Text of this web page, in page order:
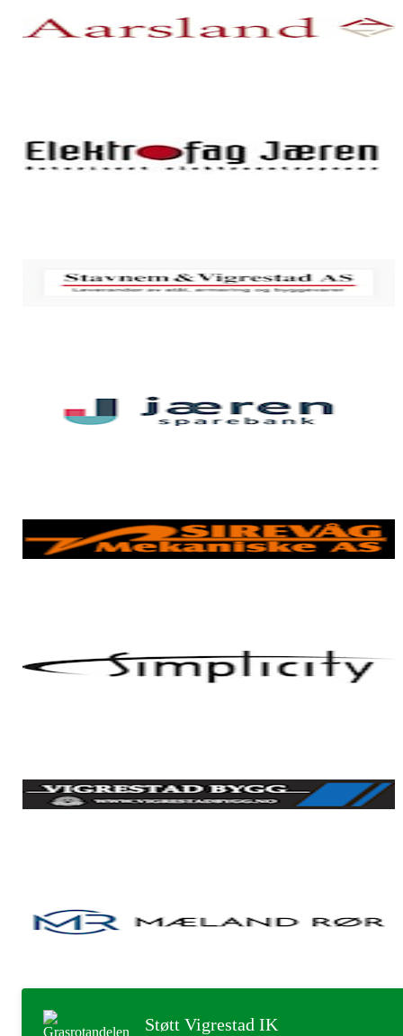
Støtt Vigrestad IK